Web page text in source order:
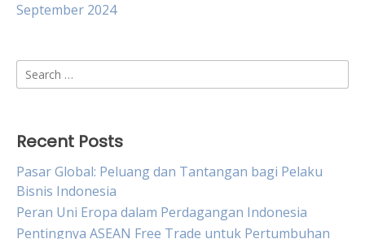
September 2024
Search
for:
Recent Posts
Pasar Global: Peluang dan Tantangan bagi Pelaku
Bisnis Indonesia
Peran Uni Eropa dalam Perdagangan Indonesia
Pentingnya ASEAN Free Trade untuk Pertumbuhan